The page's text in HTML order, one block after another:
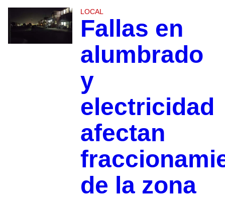
LOCAL
Fallas en
alumbrado
y
electricidad
afectan
de la zona